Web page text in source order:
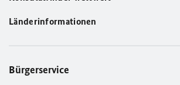
Länderinformationen
Bürgerservice